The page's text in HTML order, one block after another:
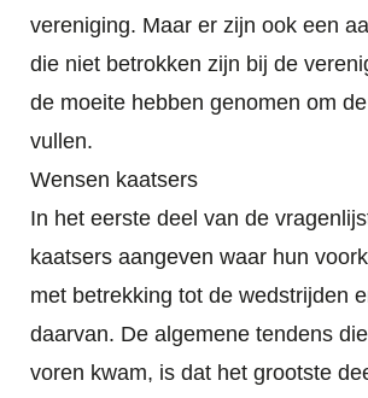
vereniging. Maar er zijn ook een
die niet betrokken zijn bij de
de moeite hebben genomen om
vullen.
Wensen kaatsers
In het eerste deel van de
kaatsers aangeven waar hun
met betrekking tot de wedstrijden
daarvan. De algemene tendens
voren kwam, is dat het grootste